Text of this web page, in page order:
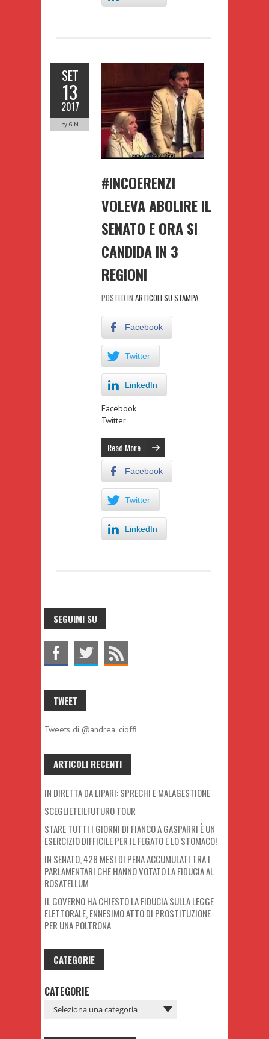
SET
13
2017
by G M
#INCOERENZI
VOLEVA ABOLIRE IL
SENATO E ORA SI
CANDIDA IN 3
REGIONI
POSTED IN ARTICOLI SU STAMPA
Facebook
Twitter
LinkedIn
Facebook
Twitter
Read More
Facebook
Twitter
LinkedIn
SEGUIMI SU
TWEET
Tweets di @andrea_cioffi
ARTICOLI RECENTI
IN DIRETTA DA LIPARI: SPRECHI E MALAGESTIONE
SCEGLIETEILFUTURO TOUR
STARE TUTTI I GIORNI DI FIANCO A GASPARRI È UN
ESERCIZIO DIFFICILE PER IL FEGATO E LO STOMACO!
IN SENATO, 428 MESI DI PENA ACCUMULATI TRA I
PARLAMENTARI CHE HANNO VOTATO LA FIDUCIA AL
ROSATELLUM
IL GOVERNO HA CHIESTO LA FIDUCIA SULLA LEGGE
ELETTORALE, ENNESIMO ATTO DI PROSTITUZIONE
PER UNA POLTRONA
CATEGORIE
CATEGORIE